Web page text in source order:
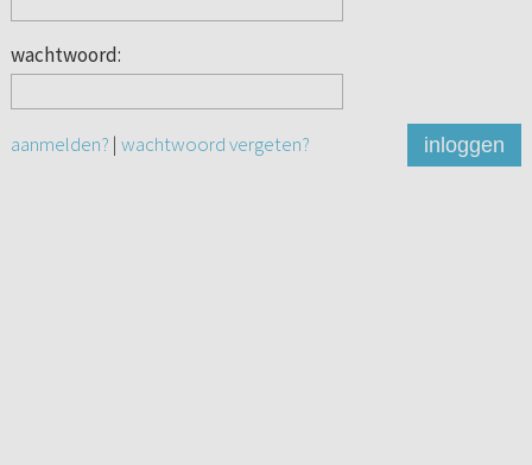
wachtwoord:
aanmelden? | wachtwoord vergeten? inloggen